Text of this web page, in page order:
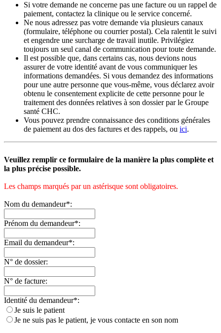
Si votre demande ne concerne pas une facture ou un rappel de
paiement, contactez la clinique ou le service concerné.
Ne nous adressez pas votre demande via plusieurs canaux
(formulaire, téléphone ou courrier postal). Cela ralentit le suivi
et engendre une surcharge de travail inutile. Privilégiez
toujours un seul canal de communication pour toute demande.
Il est possible que, dans certains cas, nous devions nous
assurer de votre identité avant de vous communiquer les
informations demandées. Si vous demandez des informations
pour une autre personne que vous-même, vous déclarez avoir
obtenu le consentement explicite de cette personne pour le
traitement des données relatives à son dossier par le Groupe
santé CHC.
Vous pouvez prendre connaissance des conditions générales
de paiement au dos des factures et des rappels, ou ici.
Veuillez remplir ce formulaire de la manière la plus complète et
la plus précise possible.
Les champs marqués par un astérisque sont obligatoires.
Nom du demandeur*:
Prénom du demandeur*:
Email du demandeur*:
N° de dossier:
N° de facture:
Identité du demandeur*:
Je suis le patient
Je ne suis pas le patient, je vous contacte en son nom